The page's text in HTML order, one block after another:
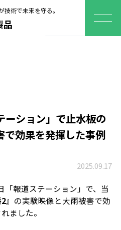
術で未来を守る。
品
ーション」で止水板の
で効果を発揮した事例
2025.09.17
「報道ステーション」で、当
』 の実験映像と大雨被害で効
ました。